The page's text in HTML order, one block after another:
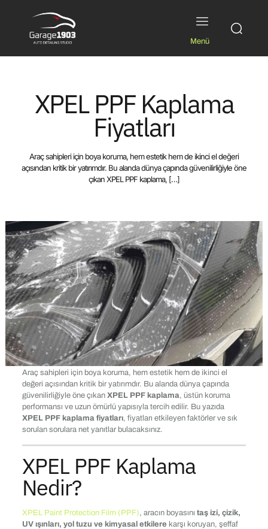
Menü
XPEL PPF Kaplama
Fiyatları
Araç sahipleri için boya koruma, hem estetik hem de ikinci el değeri
açısından kritik bir yatırımdır. Bu alanda dünya çapında güvenilirliğiyle öne
çıkan XPEL PPF kaplama, […]
Araç sahipleri için boya koruma, hem estetik hem de ikinci el
değeri açısından kritik bir yatırımdır. Bu alanda dünya çapında
güvenilirliğiyle öne çıkan XPEL PPF kaplama, üstün koruma
performansı ve uzun ömürlü yapısıyla tercih edilir. Bu yazıda
XPEL PPF kaplama fiyatları, fiyatları etkileyen faktörler ve sık
sorulan sorulara net yanıtlar bulacaksınız.
XPEL PPF Kaplama
Nedir?
XPEL Paint Protection Film (PPF), aracın boyasını taş izi, çizik,
UV ışınları, yol tuzu ve kimyasal etkilere karşı koruyan, şeffaf